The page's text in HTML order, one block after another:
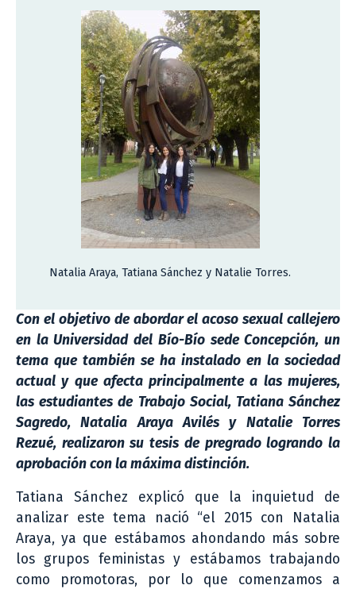
Natalia Araya, Tatiana Sánchez y Natalie Torres.
Con el objetivo de abordar el acoso sexual callejero
en la Universidad del Bío-Bío sede Concepción, un
tema que también se ha instalado en la sociedad
actual y que afecta principalmente a las mujeres,
las estudiantes de Trabajo Social, Tatiana Sánchez
Sagredo, Natalia Araya Avilés y Natalie Torres
Rezué, realizaron su tesis de pregrado logrando la
aprobación con la máxima distinción.
Tatiana Sánchez explicó que la inquietud de
analizar este tema nació “el 2015 con Natalia
Araya, ya que estábamos ahondando más sobre
los grupos feministas y estábamos trabajando
como promotoras, por lo que comenzamos a